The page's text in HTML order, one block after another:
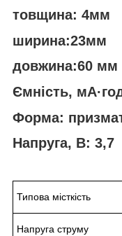
товщина: 4мм
ширина:23мм
довжина:60 мм
Ємність,
Форма:
Напруга, В: 3,7
Типова місткість
Напруга струму